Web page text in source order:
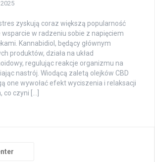
zyskują coraz większą popularność
w radzeniu sobie z napięciem
Kannabidiol, będący głównym
produktów, działa na układ
regulując reakcje organizmu na
nastrój. Wiodącą zaletą olejków CBD
one wywołać efekt wyciszenia i relaksacji
co czyni […]